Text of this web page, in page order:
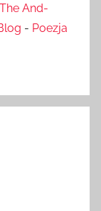
And-
- Poezja